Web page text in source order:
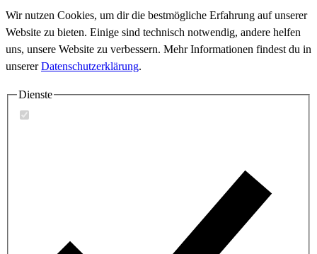
Wir nutzen Cookies, um dir die bestmögliche Erfahrung auf unserer
Website zu bieten. Einige sind technisch notwendig, andere helfen
uns, unsere Website zu verbessern. Mehr Informationen findest du in
unsererDatenschutzerklärung.
Dienste